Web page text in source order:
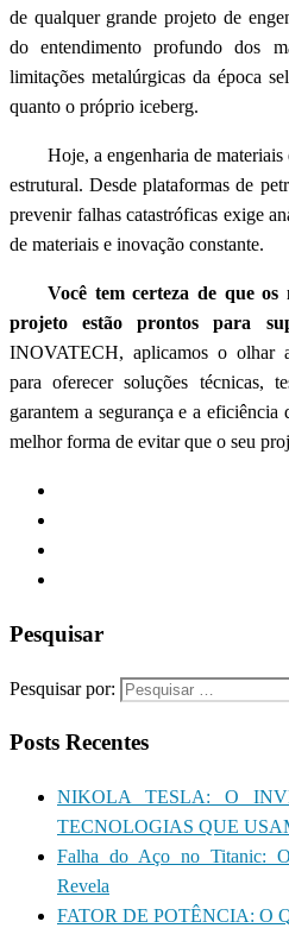
de qualquer grande projeto de
do entendimento profundo dos
limitações metalúrgicas da época
quanto o próprio iceberg.
Hoje, a engenharia de materiais
estrutural. Desde plataformas de
prevenir falhas catastróficas exige
de materiais e inovação constante.
Você tem certeza de que os
projeto estão prontos para
INOVATECH, aplicamos o olhar
para oferecer soluções técnicas,
garantem a segurança e a
melhor forma de evitar que o seu
Pesquisar
Pesquisar por:
Posts Recentes
NIKOLA TESLA: O
TECNOLOGIAS QUE
Falha do Aço no Titanic:
Revela
FATOR DE POTÊNCIA: O